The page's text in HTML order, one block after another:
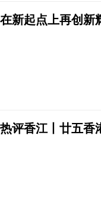
在新起点上再创
热评香江丨廿五香